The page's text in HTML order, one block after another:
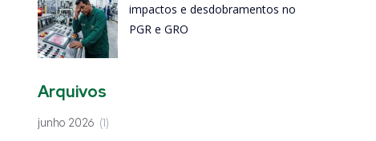
impactos e desdobramentos no
PGR e GRO
Arquivos
junho 2026 1